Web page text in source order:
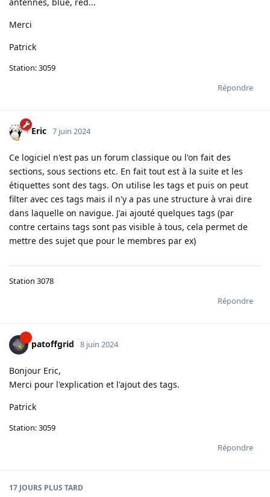
Merci
Patrick
Station: 3059
Répondre
Eric 7 juin 2024
Ce logiciel n'est pas un forum classique ou l'on fait des
sections, sous sections etc. En fait tout est à la suite et les
étiquettes sont des tags. On utilise les tags et puis on peut
filter avec ces tags mais il n'y a pas une structure à vrai dire
dans laquelle on navigue. J'ai ajouté quelques tags (par
contre certains tags sont pas visible à tous, cela permet de
mettre des sujet que pour le membres par ex)
Station 3078
Répondre
patoffgrid 8 juin 2024
Bonjour Eric,
Merci pour l'explication et l'ajout des tags.
Patrick
Station: 3059
Répondre
17 JOURS PLUS TARD